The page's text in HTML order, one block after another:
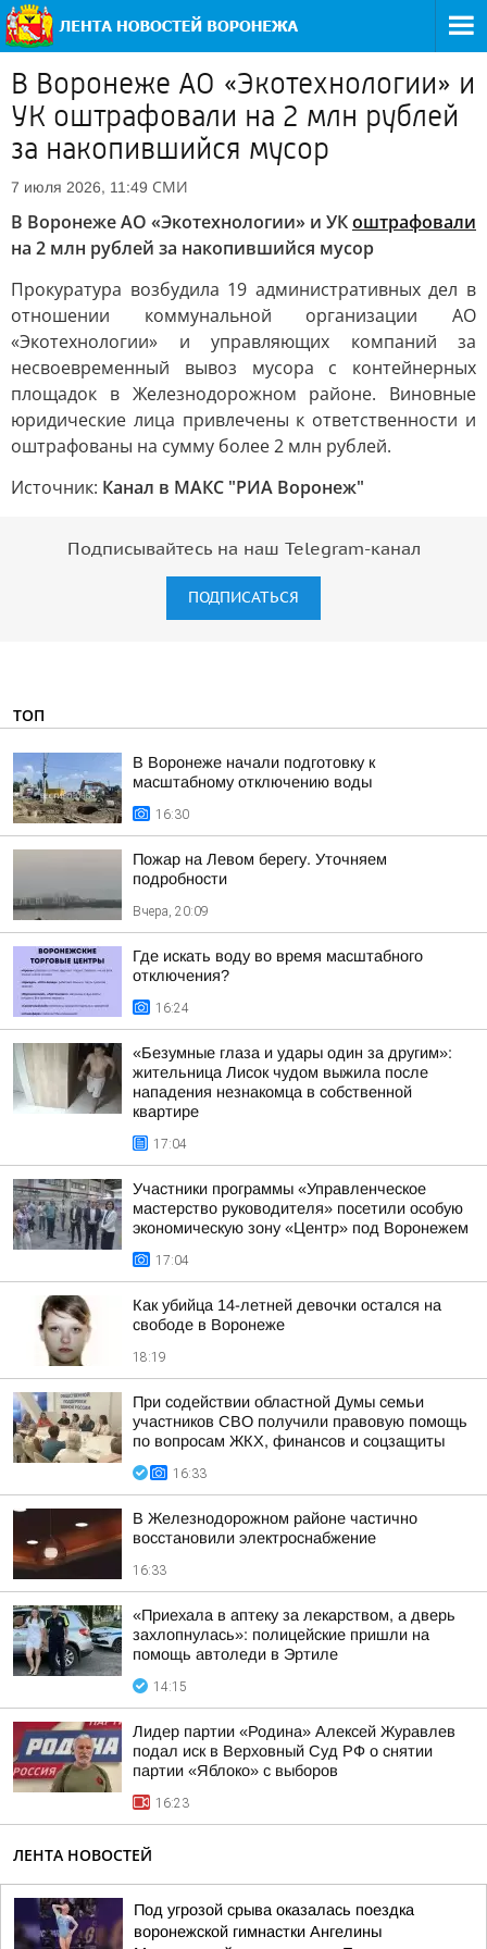
В Воронеже АО «Экотехнологии» и
УК оштрафовали на 2 млн рублей
за накопившийся мусор
7 июля 2026, 11:49 СМИ
В Воронеже АО «Экотехнологии» и УКоштрафовали
на 2 млн рублей за накопившийся мусор
Прокуратура возбудила 19 административных дел в
отношении коммунальной организации АО
«Экотехнологии» и управляющих компаний за
несвоевременный вывоз мусора с контейнерных
площадок в Железнодорожном районе. Виновные
юридические лица привлечены к ответственности и
оштрафованы на сумму более 2 млн рублей.
Источник: Канал в МАКС "РИА Воронеж"
Подписывайтесь на наш Telegram-канал
ПОДПИСАТЬСЯ
ТОП
В Воронеже начали подготовку к
масштабному отключению воды
16:30
Пожар на Левом берегу. Уточняем
подробности
Вчера, 20:09
Где искать воду во время масштабного
отключения?
16:24
«Безумные глаза и удары один за другим»:
жительница Лисок чудом выжила после
нападения незнакомца в собственной
квартире
17:04
Участники программы «Управленческое
мастерство руководителя» посетили особую
экономическую зону «Центр» под Воронежем
17:04
Как убийца 14-летней девочки остался на
свободе в Воронеже
18:19
При содействии областной Думы семьи
участников СВО получили правовую помощь
по вопросам ЖКХ, финансов и соцзащиты
16:33
В Железнодорожном районе частично
восстановили электроснабжение
16:33
«Приехала в аптеку за лекарством, а дверь
захлопнулась»: полицейские пришли на
помощь автоледи в Эртиле
14:15
Лидер партии «Родина» Алексей Журавлев
подал иск в Верховный Суд РФ о снятии
партии «Яблоко» с выборов
16:23
ЛЕНТА НОВОСТЕЙ
Под угрозой срыва оказалась поездка
воронежской гимнастки Ангелины